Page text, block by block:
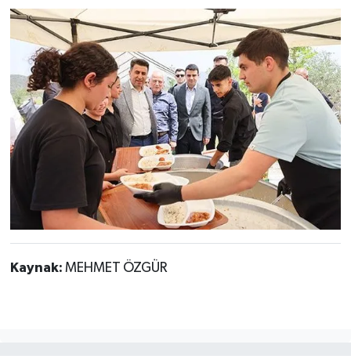
Kaynak: MEHMET ÖZGÜR